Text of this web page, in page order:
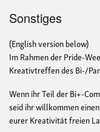
Sonstiges
(English version below)
Im Rahmen der Pride-
Kreativtreffen des Bi-/
Wenn ihr Teil der Bi+-
seid ihr willkommen
eurer Kreativität freien